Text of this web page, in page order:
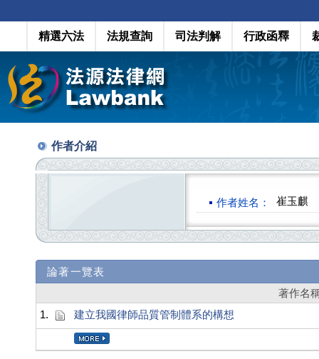
精選六法 法規查詢 司法判解 行政函釋
作者介紹
作者姓名： 崔玉麒
論著一覽表
著作名
1.
建立我國律師品質管制體系的構想